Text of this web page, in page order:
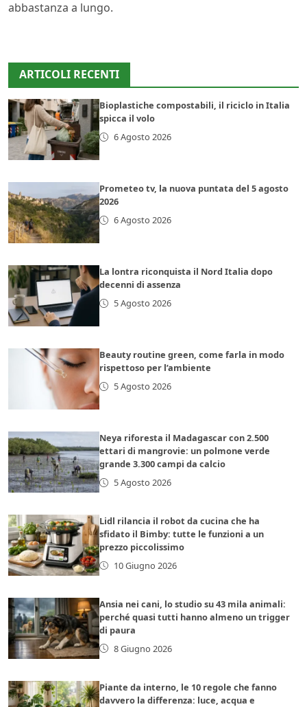
abbastanza a lungo.
ARTICOLI RECENTI
Bioplastiche compostabili, il riciclo in Italia
spicca il volo
6 Agosto 2026
Prometeo tv, la nuova puntata del 5 agosto
2026
6 Agosto 2026
La lontra riconquista il Nord Italia dopo
decenni di assenza
5 Agosto 2026
Beauty routine green, come farla in modo
rispettoso per l’ambiente
5 Agosto 2026
Neya riforesta il Madagascar con 2.500
ettari di mangrovie: un polmone verde
grande 3.300 campi da calcio
5 Agosto 2026
Lidl rilancia il robot da cucina che ha
sfidato il Bimby: tutte le funzioni a un
prezzo piccolissimo
10 Giugno 2026
Ansia nei cani, lo studio su 43 mila animali:
perché quasi tutti hanno almeno un trigger
di paura
8 Giugno 2026
Piante da interno, le 10 regole che fanno
davvero la differenza: luce, acqua e